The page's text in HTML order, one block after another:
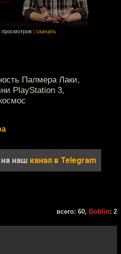
просмотров скачать
Палмера Лаки,
PlayStation 3,
наш канал в Telegram
всего: 60, Goblin: 2